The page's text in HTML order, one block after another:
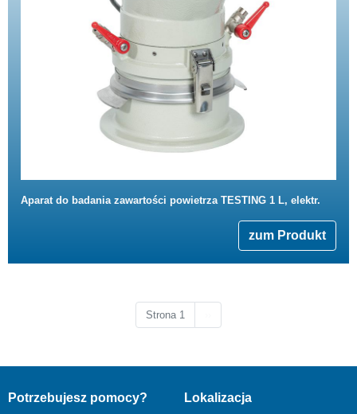
Aparat do badania zawartości powietrza TESTING 1 L, elektr.
zum Produkt
Strona 1
Potrzebujesz pomocy? Lokalizacja